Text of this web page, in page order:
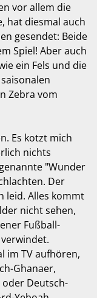
vor allem die
hat diesmal auch
gesendet: Beide
Spiel! Aber auch
ein Fels und die
Zebra vom
Es kotzt mich
nichts
"Wunder
Der
leid. Alles kommt
nicht sehen,
Fußball-
im TV aufhören,
Ghanaer,
Deutsch-